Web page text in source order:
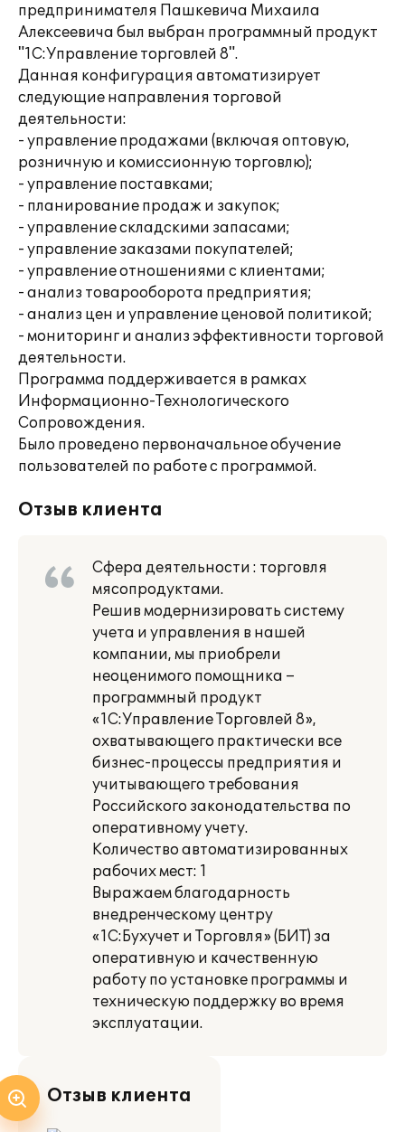
предпринимателя Пашкевича Михаила
Алексеевича был выбран программный продукт
"1С:Управление торговлей 8".
Данная конфигурация автоматизирует
следующие направления торговой
деятельности:
- управление продажами (включая оптовую,
розничную и комиссионную торговлю);
- управление поставками;
- планирование продаж и закупок;
- управление складскими запасами;
- управление заказами покупателей;
- управление отношениями с клиентами;
- анализ товарооборота предприятия;
- анализ цен и управление ценовой политикой;
- мониторинг и анализ эффективности торговой
деятельности.
Программа поддерживается в рамках
Информационно-Технологического
Сопровождения.
Было проведено первоначальное обучение
пользователей по работе с программой.
Отзыв клиента
Сфера деятельности : торговля
мясопродуктами.
Решив модернизировать систему
учета и управления в нашей
компании, мы приобрели
неоценимого помощника –
программный продукт
«1С:Управление Торговлей 8»,
охватывающего практически все
бизнес-процессы предприятия и
учитывающего требования
Российского законодательства по
оперативному учету.
Количество автоматизированных
рабочих мест: 1
Выражаем благодарность
внедренческому центру
«1С:Бухучет и Торговля» (БИТ) за
оперативную и качественную
работу по установке программы и
техническую поддержку во время
эксплуатации.
Отзыв клиента